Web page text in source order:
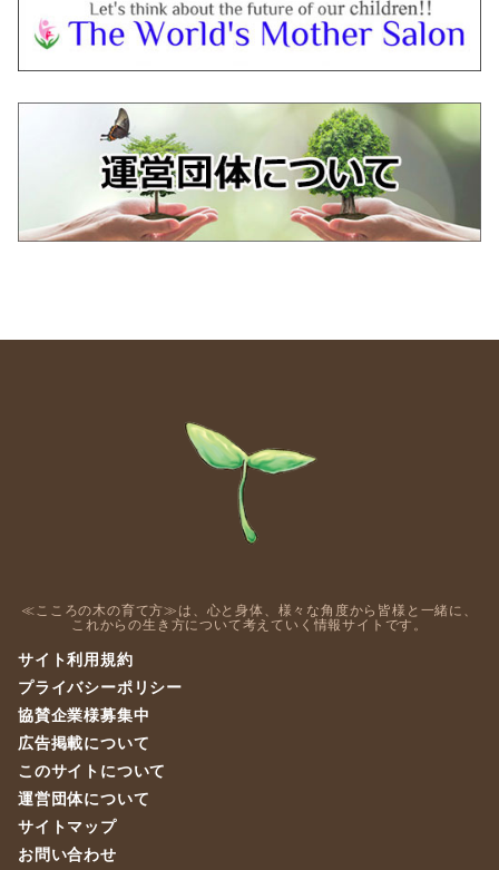
≪こころの木の育て方≫は、心と身体、様々な角度から皆様と一緒に、
これからの生き方について考えていく情報サイトです。
サイト利用規約
プライバシーポリシー
協賛企業様募集中
広告掲載について
このサイトについて
運営団体について
サイトマップ
お問い合わせ